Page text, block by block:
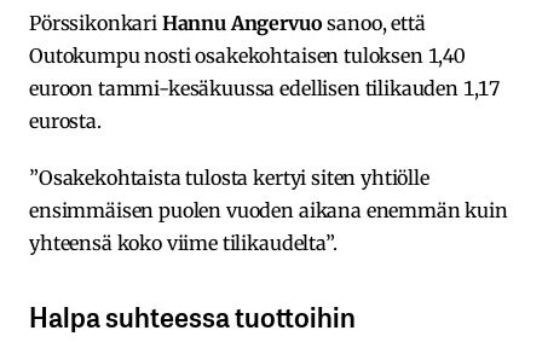
Pörssikonkari Hannu Angervuo sanoo, että
Outokumpu nosti osakekohtaisen tuloksen 1,40
euroon tammi-kesäkuussa edellisen tilikauden 1,17
eurosta.
”Osakekohtaista tulosta kertyi siten yhtiölle
ensimmäisen puolen vuoden aikana enemmän kuin
yhteensä koko viime tilikaudelta”.
Halpa suhteessa tuottoihin